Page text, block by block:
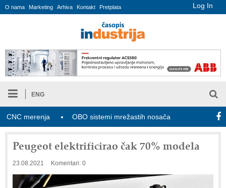
Log In
O nama Marketing Arhiva Kontakt Pretplata
ENG
merenja OBO sistemi mrežastih nosača kablova Novi
Peugeot elektrificirao čak 70% modela
23.08.2021 Komentari: 0